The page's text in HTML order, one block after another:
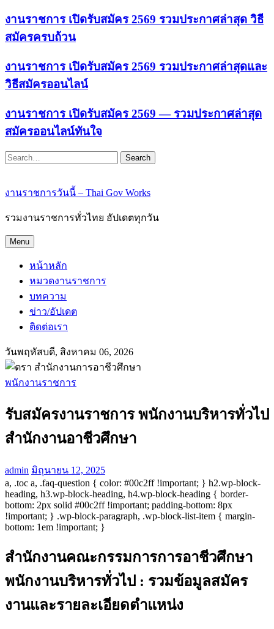
งานราชการ เปิดรับสมัคร 2569 รวมประกาศล่าสุด วิธี
สมัครครบถ้วน
งานราชการ เปิดรับสมัคร 2569 รวมประกาศล่าสุดและ
วิธีสมัครออนไลน์
งานราชการ เปิดรับสมัคร 2569 — รวมประกาศล่าสุด
สมัครออนไลน์ทันใจ
Search
งานราชการวันนี้ – Thai Gov Works
รวมงานราชการทั่วไทย อัปเดตทุกวัน
Menu
หน้าหลัก
หมวดงานราชการ
บทความ
ข่าว/อัปเดต
ติดต่อเรา
วันพฤหัสบดี, สิงหาคม 06, 2026
พนักงานราชการ
รับสมัครงานราชการ พนักงานบริหารทั่วไป
สำนักงานอาชีวศึกษา
admin มิถุนายน 12, 2025
a, .toc a, .faq-question { color: #00c2ff !important; } h2.wp-block-
heading, h3.wp-block-heading, h4.wp-block-heading { border-
bottom: 2px solid #00c2ff !important; padding-bottom: 8px
!important; } .wp-block-paragraph, .wp-block-list-item { margin-
bottom: 1em !important; }
สำนักงานคณะกรรมการการอาชีวศึกษา
พนักงานบริหารทั่วไป : รวมข้อมูลสมัคร
งานและรายละเอียดตำแหน่ง